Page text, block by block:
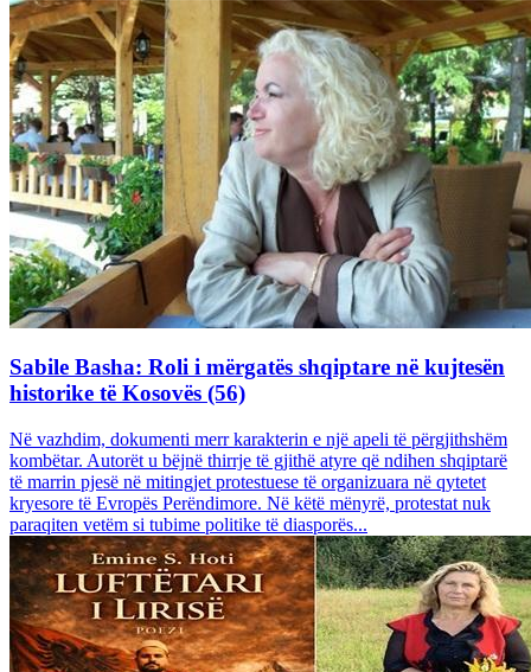
Sabile Basha: Roli i mërgatës shqiptare në kujtesën
historike të Kosovës (56)
Në vazhdim, dokumenti merr karakterin e një apeli të përgjithshëm
kombëtar. Autorët u bëjnë thirrje të gjithë atyre që ndihen shqiptarë
të marrin pjesë në mitingjet protestuese të organizuara në qytetet
kryesore të Evropës Perëndimore. Në këtë mënyrë, protestat nuk
paraqiten vetëm si tubime politike të diasporës...